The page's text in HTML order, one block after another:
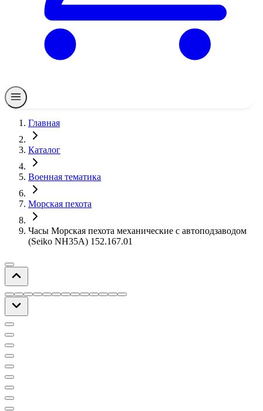
Главная
Каталог
Военная тематика
Морская пехота
Часы Морская пехота механические с автоподзаводом
(Seiko NH35A) 152.167.01